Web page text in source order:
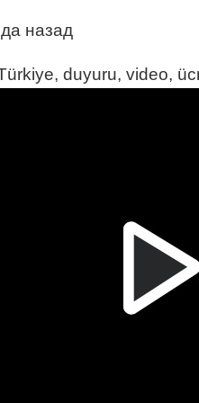
назад
duyuru, video,